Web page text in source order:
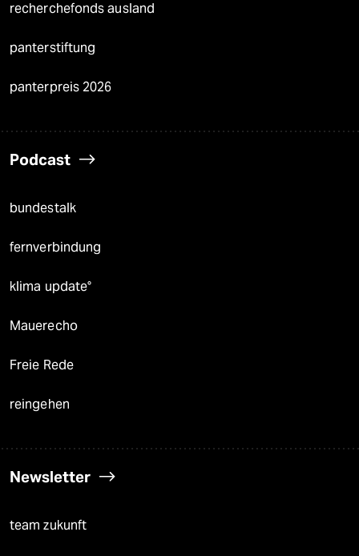
recherchefonds ausland
panterstiftung
panterpreis 2026
Podcast
bundestalk
fernverbindung
klima update°
Mauerecho
Freie Rede
reingehen
Newsletter
team zukunft